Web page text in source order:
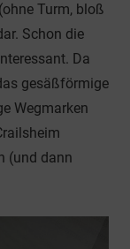
Turm, bloß
Schon die
Da
gesäßförmige
Wegmarken
(und dann